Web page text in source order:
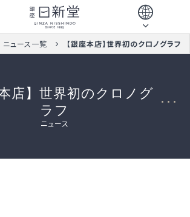
ニュース一覧 【銀座本店】世界初のクロノグラフ
本店】世界初のクロノグ
ラフ
ニュース